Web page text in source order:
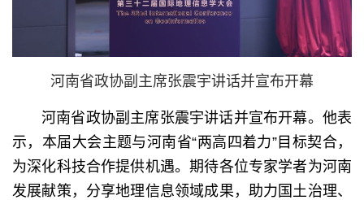
河南省政协副主席张震宇讲话并宣布开幕
河南省政协副主席张震宇讲话并宣布开幕。他表
示，本届大会主题与河南省“两高四着力”目标契合，
为深化科技合作提供机遇。期待各位专家学者为河南
发展献策，分享地理信息领域成果，助力国土治理、